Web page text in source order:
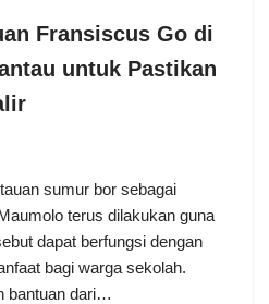
Fransiscus Go di
untuk Pastikan
sumur bor sebagai
terus dilakukan guna
dapat berfungsi dengan
bagi warga sekolah.
bantuan dari…